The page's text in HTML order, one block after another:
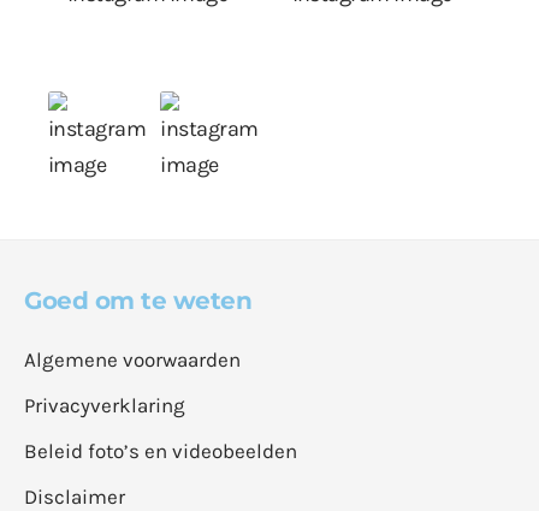
Goed om te weten
Algemene voorwaarden
Privacyverklaring
Beleid foto’s en videobeelden
Disclaimer